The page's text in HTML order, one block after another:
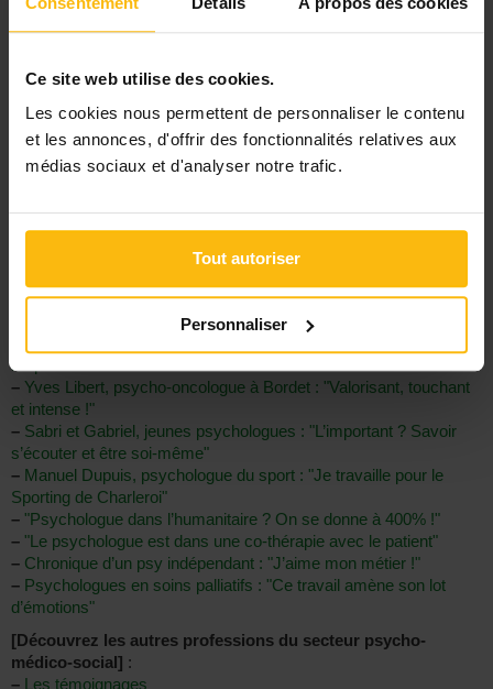
Ce site web utilise des cookies.
Les cookies nous permettent de personnaliser le contenu
et les annonces, d'offrir des fonctionnalités relatives aux
médias sociaux et d'analyser notre trafic.
Tout autoriser
Personnaliser
cliquant sur ce lien
[Découvrez les fiches métiers dédiées à la profession de
psychologue]:
Notre guide pratique pour devenir psy indépendant
[Découvrez les autres témoignages de psychologues]
surprises !"
– Yves Libert, psycho-oncologue à Bordet : "Valorisant, touchant
et intense !"
– Sabri et Gabriel, jeunes psychologues : "L’important ? Savoir
s’écouter et être soi-même"
– Manuel Dupuis, psychologue du sport : "Je travaille pour le
Sporting de Charleroi"
– "Psychologue dans l’humanitaire ? On se donne à 400% !"
– "Le psychologue est dans une co-thérapie avec le patient"
– Chronique d’un psy indépendant : "J’aime mon métier !"
– Psychologues en soins palliatifs : "Ce travail amène son lot
d’émotions"
[Découvrez les autres professions du secteur psycho-
médico-social] :
– Les témoignages